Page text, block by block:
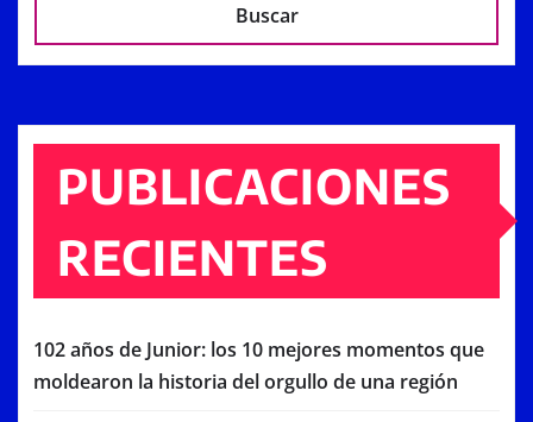
Buscar
PUBLICACIONES
RECIENTES
102 años de Junior: los 10 mejores momentos que
moldearon la historia del orgullo de una región